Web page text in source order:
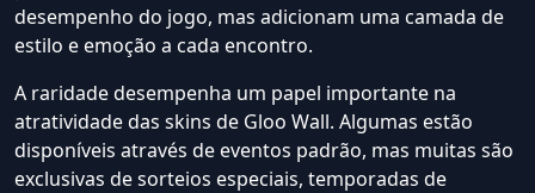
desempenho do jogo, mas adicionam uma camada de
estilo e emoção a cada encontro.
A raridade desempenha um papel importante na
atratividade das skins de Gloo Wall. Algumas estão
disponíveis através de eventos padrão, mas muitas são
exclusivas de sorteios especiais, temporadas de